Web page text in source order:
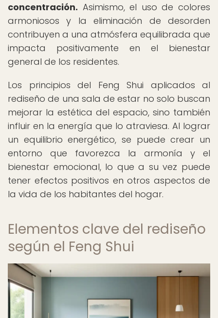
concentración. Asimismo, el uso de colores
armoniosos y la eliminación de desorden
contribuyen a una atmósfera equilibrada que
impacta positivamente en el bienestar
general de los residentes.
Los principios del Feng Shui aplicados al
rediseño de una sala de estar no solo buscan
mejorar la estética del espacio, sino también
influir en la energía que lo atraviesa. Al lograr
un equilibrio energético, se puede crear un
entorno que favorezca la armonía y el
bienestar emocional, lo que a su vez puede
tener efectos positivos en otros aspectos de
la vida de los habitantes del hogar.
Elementos clave del rediseño
según el Feng Shui